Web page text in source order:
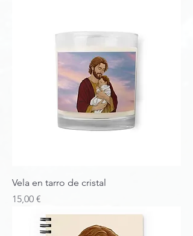
Vela en tarro de cristal
Precio
15,00 €